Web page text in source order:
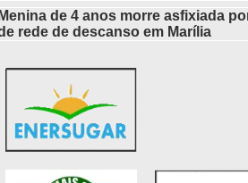
Menina de 4 anos morre asfixiada
rede de descanso em Marília